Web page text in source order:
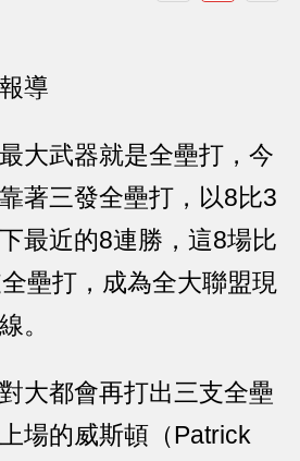
導
大武器就是全壘打，今
著三發全壘打，以8比3
最近的8連勝，這8場比
壘打，成為全大聯盟現
。
大都會再打出三支全壘
場的威斯頓（Patrick